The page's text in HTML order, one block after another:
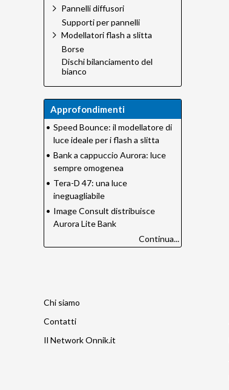
Pannelli diffusori
Supporti per pannelli
Modellatori flash a slitta
Borse
Dischi bilanciamento del
bianco
Approfondimenti
• Speed Bounce: il modellatore di
luce ideale per i flash a slitta
• Bank a cappuccio Aurora: luce
sempre omogenea
• Tera-D 47: una luce
ineguagliabile
• Image Consult distribuisce
Aurora Lite Bank
Continua...
Chi siamo
Contatti
Il Network Onnik.it